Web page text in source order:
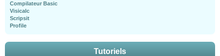
Compilateur Basic
Visicalc
Scripsit
Profile
Tutoriels